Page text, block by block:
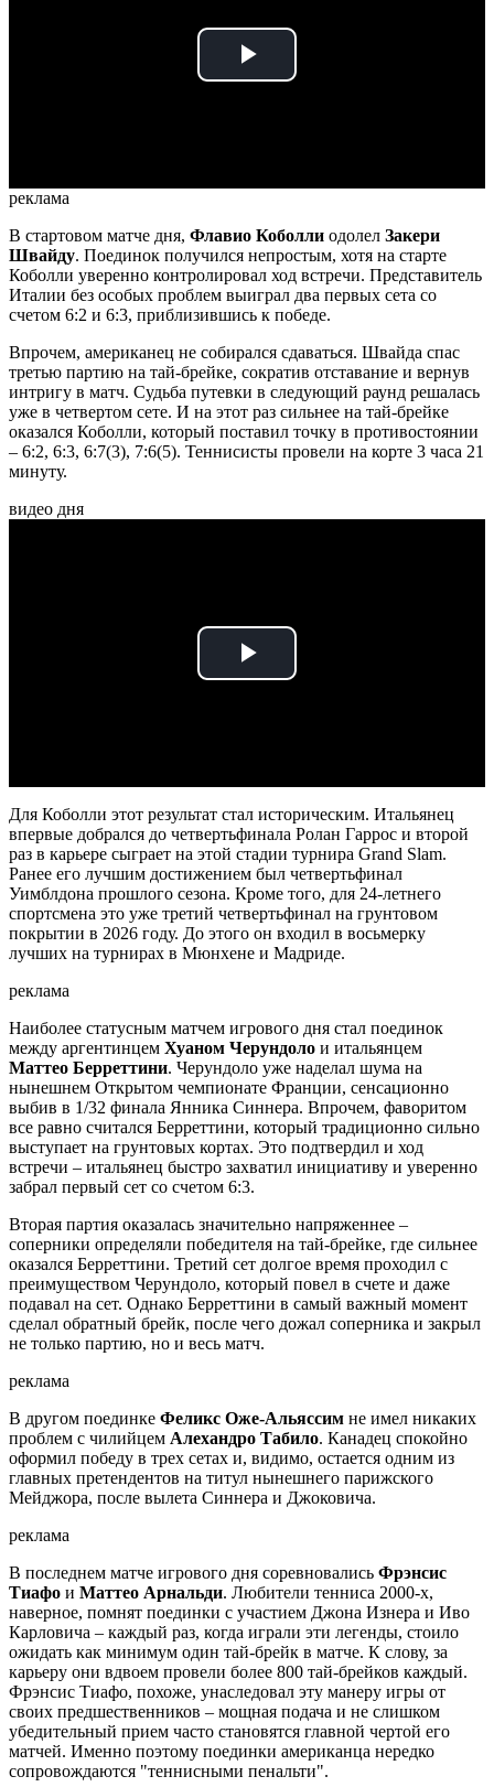
Play
реклама
В стартовом матче дня, Флавио Коболли одолел Закери
Швайду. Поединок получился непростым, хотя на старте
Коболли уверенно контролировал ход встречи. Представитель
Италии без особых проблем выиграл два первых сета со
счетом 6:2 и 6:3, приблизившись к победе.
Впрочем, американец не собирался сдаваться. Швайда спас
третью партию на тай-брейке, сократив отставание и вернув
интригу в матч. Судьба путевки в следующий раунд решалась
уже в четвертом сете. И на этот раз сильнее на тай-брейке
оказался Коболли, который поставил точку в противостоянии
– 6:2, 6:3, 6:7(3), 7:6(5). Теннисисты провели на корте 3 часа 21
минуту.
видео дня
Play
Для Коболли этот результат стал историческим. Итальянец
впервые добрался до четвертьфинала Ролан Гаррос и второй
раз в карьере сыграет на этой стадии турнира Grand Slam.
Ранее его лучшим достижением был четвертьфинал
Уимблдона прошлого сезона. Кроме того, для 24-летнего
спортсмена это уже третий четвертьфинал на грунтовом
покрытии в 2026 году. До этого он входил в восьмерку
лучших на турнирах в Мюнхене и Мадриде.
реклама
Наиболее статусным матчем игрового дня стал поединок
между аргентинцем Хуаном Черундоло и итальянцем
Маттео Берреттини. Черундоло уже наделал шума на
нынешнем Открытом чемпионате Франции, сенсационно
выбив в 1/32 финала Янника Синнера. Впрочем, фаворитом
все равно считался Берреттини, который традиционно сильно
выступает на грунтовых кортах. Это подтвердил и ход
встречи – итальянец быстро захватил инициативу и уверенно
забрал первый сет со счетом 6:3.
Вторая партия оказалась значительно напряженнее –
соперники определяли победителя на тай-брейке, где сильнее
оказался Берреттини. Третий сет долгое время проходил с
преимуществом Черундоло, который повел в счете и даже
подавал на сет. Однако Берреттини в самый важный момент
сделал обратный брейк, после чего дожал соперника и закрыл
не только партию, но и весь матч.
реклама
В другом поединке Феликс Оже-Альяссим не имел никаких
проблем с чилийцем Алехандро Табило. Канадец спокойно
оформил победу в трех сетах и, видимо, остается одним из
главных претендентов на титул нынешнего парижского
Мейджора, после вылета Синнера и Джоковича.
реклама
В последнем матче игрового дня соревновались Фрэнсис
Тиафо и Маттео Арнальди. Любители тенниса 2000-х,
наверное, помнят поединки с участием Джона Изнера и Иво
Карловича – каждый раз, когда играли эти легенды, стоило
ожидать как минимум один тай-брейк в матче. К слову, за
карьеру они вдвоем провели более 800 тай-брейков каждый.
Фрэнсис Тиафо, похоже, унаследовал эту манеру игры от
своих предшественников – мощная подача и не слишком
убедительный прием часто становятся главной чертой его
матчей. Именно поэтому поединки американца нередко
сопровождаются "теннисными пенальти".